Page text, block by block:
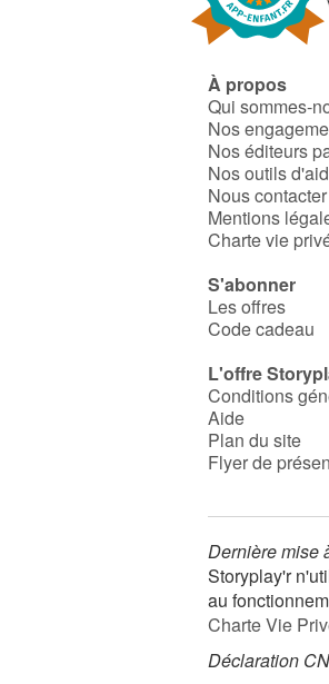
À propos
Qui sommes-
Nos
Nos éditeurs
Nos outils
Nous contacter
Mentions
Charte vie
S'abonner
Les offres
Code cadeau
L'offre
Conditions
Aide
Plan du site
Flyer de
Dernière mise
Storyplay'r
au
Charte Vie
Déclaration